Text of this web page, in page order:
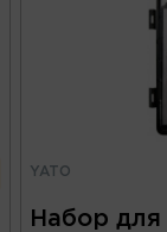
YATO
Набор